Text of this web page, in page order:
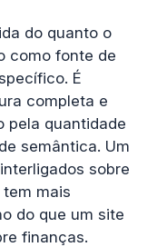
do quanto o
como fonte de
É
completa e
pela quantidade
semântica. Um
sobre
tem mais
do que um site
finanças.